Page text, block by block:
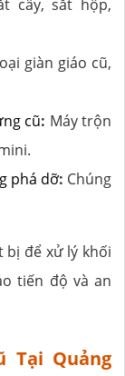
cây, sắt hộp,
giàn giáo cũ,
cũ: Máy trộn
phá dỡ: Chúng
bị để xử lý khối
tiến độ và an
Tại Quảng